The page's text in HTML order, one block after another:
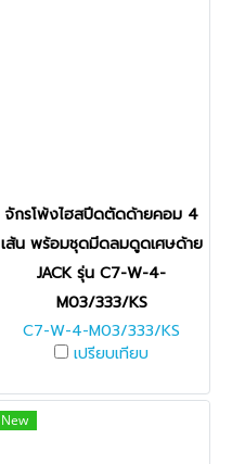
จักรโพ้งไฮสปีดตัดด้ายคอม 4
เส้น พร้อมชุดมีดลมดูดเศษด้าย
JACK รุ่น C7-W-4-
M03/333/KS
C7-W-4-M03/333/KS
เปรียบเทียบ
New